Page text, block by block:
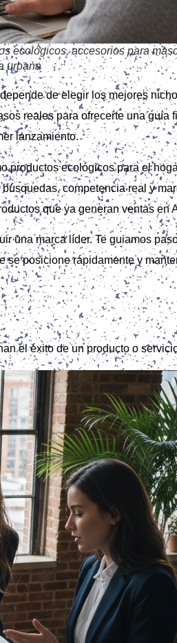
ecológicos, accesorios para
urbana
de elegir los mejores
reales para ofrecerte una guía
lanzamiento.
productos ecológicos para el
competencia real y
que ya generan ventas en
una marca líder. Te guiamos
posicione rápidamente y
el éxito de un producto o